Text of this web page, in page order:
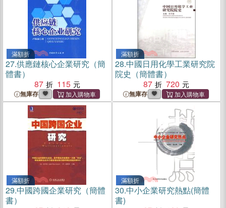
滿額折
27.供應鏈核心企業研究（簡
體書）
87
115
無庫存
滿額折
28.中國日用化學工業研究院
院史（簡體書）
87
720
無庫存
滿額折
29.中國跨國企業研究（簡體
書）
滿額折
30.中小企業研究熱點(簡體
書)